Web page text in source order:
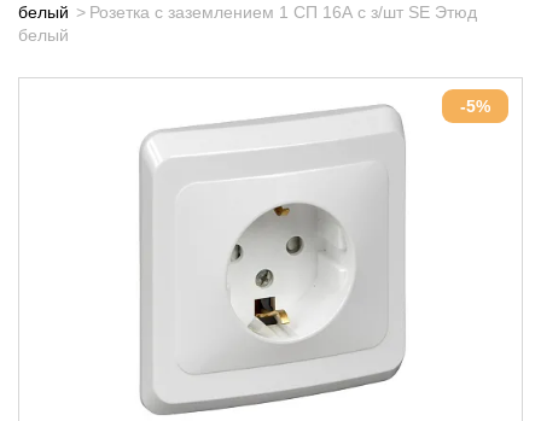
белый
Розетка с заземлением 1 СП 16А с з/шт SE Этюд
белый
-5%